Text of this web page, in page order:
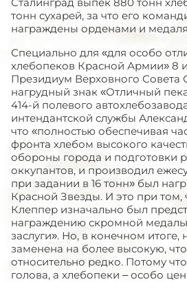
тонн сухарей, за что его
награждены орденами и
Специально для «для особо
хлебопеков Красной Армии» 8
Президиум Верховного Совета
нагрудный знак «Отличный
414-й полевого
интендантской службы
что «полностью обеспечивая
фронта хлебом высокого
обороны города и подготовки
оккупантов, и производил
при задании в 16 тонн» был
Красной Звезды. И это при том,
Клеппер изначально был
награждению скромной
заслуги». Но, в конечном итоге,
заменена на более высокую,
относительно редко. Потому
голова, а хлебопеки – особо